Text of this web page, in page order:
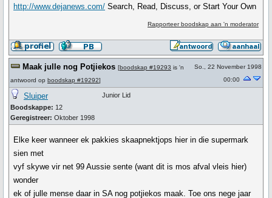
http://www.dejanews.com/ Search, Read, Discuss, or Start Your Own
Rapporteer boodskap aan 'n moderator
Maak julle nog Potjiekos [boodskap #19293 is 'n
antwoord op boodskap #19292]
So., 22 November 1998
00:00
Sluiper
Boodskappe: 12
Geregistreer: Oktober 1998
Junior Lid
Elke keer wanneer ek pakkies skaapnektjops hier in die supermark
sien met
vyf skywe vir net 99 Aussie sente (want dit is mos afval vleis hier)
wonder
ek of julle mense daar in SA nog potjiekos maak. Toe ons nege jaar